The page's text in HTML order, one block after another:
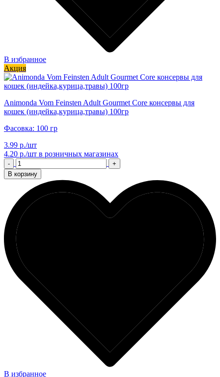
В избранное
Акция
Animonda Vom Feinsten Adult Gourmet Core консервы для
кошек (индейка,курица,травы) 100гр
Фасовка: 100 гр
3.99 р./шт
4.20 р./шт в розничных магазинах
-
+
В корзину
В избранное